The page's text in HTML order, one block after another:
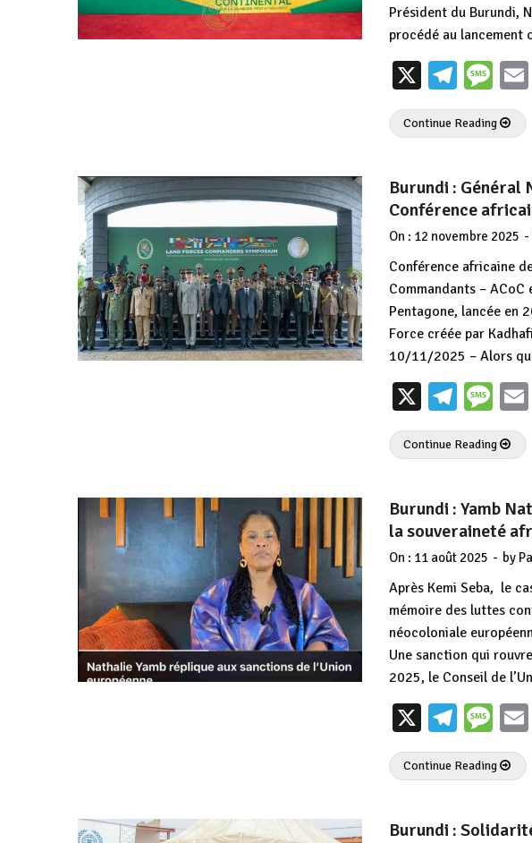
Président du Burundi,
procédé au
X
Continue Reading
Burundi : Général
Conférence
On : 12 novembre 2025 -
Conférence africaine
Commandants –
Pentagone, lancée en
Force créée par
10/11/2025 – Alors
X
Continue Reading
Burundi : Yamb
la souveraineté
On : 11 août 2025 - by
Après Kemi Seba, le
mémoire des luttes
néocoloniale
Une sanction qui
2025, le Conseil de
X
Continue Reading
Burundi :